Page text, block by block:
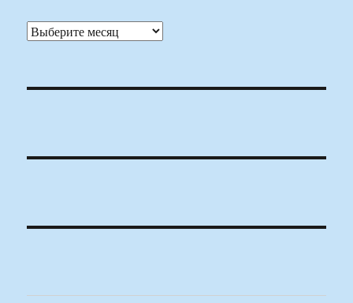
Архивы